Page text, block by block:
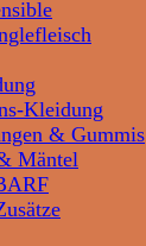
Kleidung
& Gummis
Mäntel